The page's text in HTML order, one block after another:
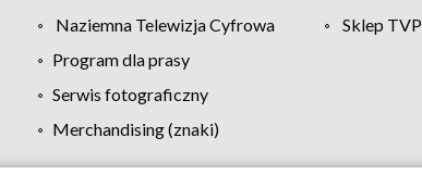
Naziemna Telewizja Cyfrowa
Sklep TVP
Program dla prasy
Serwis fotograficzny
Merchandising (znaki)